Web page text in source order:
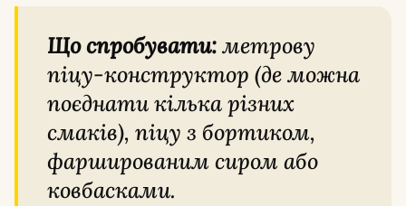
Що спробувати:метрову
піцу-конструктор (де можна
поєднати кілька різних
смаків), піцу з бортиком,
фаршированим сиром або
ковбасками.